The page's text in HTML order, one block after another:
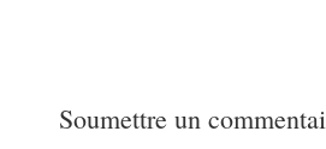
Soumettre un